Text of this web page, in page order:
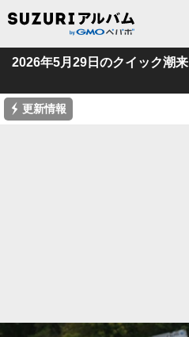
2026年5月29日のクイック潮来
⚡ 更新情報